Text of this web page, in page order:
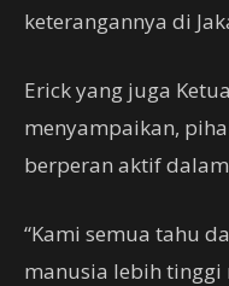
keterangannya di
Erick yang juga
menyampaikan,
berperan aktif
“Kami semua tahu
manusia lebih tinggi